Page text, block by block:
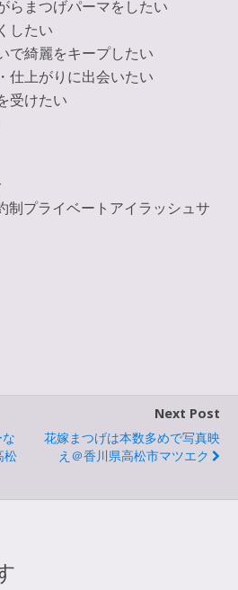
らまつげパーマをしたい
したい
で綺麗をキープしたい
仕上がりに出会いたい
受けたい
制プライベートアイラッシュサ
松
Next Post
花嫁まつげは本数多めで写真映
え＠香川県高松市マツエク